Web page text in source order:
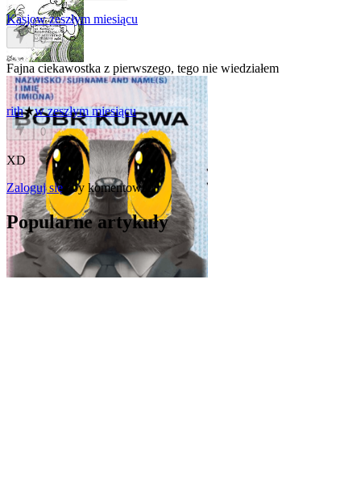
Kasjow zeszłym miesiącu
0
Fajna ciekawostka z pierwszego, tego nie wiedziałem
rith★w zeszłym miesiącu
0
XD
Zaloguj się aby komentować
Popularne artykuły